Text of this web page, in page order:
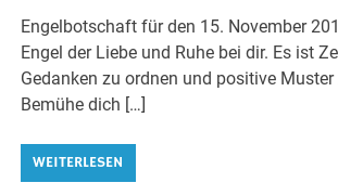
Engelbotschaft für den 15. November
Engel der Liebe und Ruhe bei dir. Es ist
Gedanken zu ordnen und positive
Bemühe dich […]
WEITERLESEN